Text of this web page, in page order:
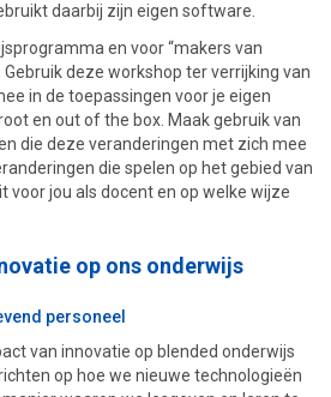
daarbij zijn eigen software.
en voor “makers van
deze workshop ter verrijking van
in de toepassingen voor je eigen
en out of the box. Maak gebruik van
die deze veranderingen met zich mee
die spelen op het gebied van
voor jou als docent en op welke wijze
op ons onderwijs
personeel
van innovatie op blended onderwijs
op hoe we nieuwe technologieën